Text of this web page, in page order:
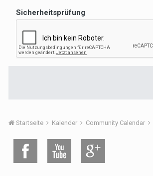
Sicherheitsprüfung
Startseite Kalender Community Calendar